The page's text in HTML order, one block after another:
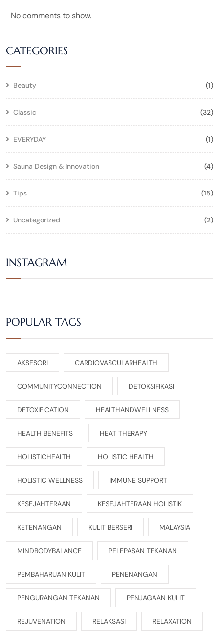
No comments to show.
CATEGORIES
Beauty (1)
Classic (32)
EVERYDAY (1)
Sauna Design & Innovation (4)
Tips (15)
Uncategorized (2)
INSTAGRAM
POPULAR TAGS
AKSESORI CARDIOVASCULARHEALTH
COMMUNITYCONNECTION DETOKSIFIKASI
DETOXIFICATION HEALTHANDWELLNESS
HEALTH BENEFITS HEAT THERAPY
HOLISTICHEALTH HOLISTIC HEALTH
HOLISTIC WELLNESS IMMUNE SUPPORT
KESEJAHTERAAN KESEJAHTERAAN HOLISTIK
KETENANGAN KULIT BERSERI MALAYSIA
MINDBODYBALANCE PELEPASAN TEKANAN
PEMBAHARUAN KULIT PENENANGAN
PENGURANGAN TEKANAN PENJAGAAN KULIT
REJUVENATION RELAKSASI RELAXATION